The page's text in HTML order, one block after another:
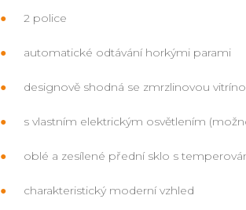
2 police
automatické odtávání horkými parami
designově shodná se zmrzlinovou
s vlastním elektrickým osvětlením
oblé a zesílené přední sklo s
charakteristický moderní vzhled